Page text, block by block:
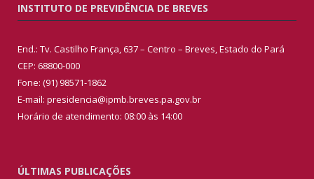
INSTITUTO DE PREVIDÊNCIA DE BREVES
End.: Tv. Castilho França, 637 – Centro – Breves, Estado do Pará
CEP: 68800-000
Fone: (91) 98571-1862
E-mail: presidencia@ipmb.breves.pa.gov.br
Horário de atendimento: 08:00 às 14:00
ÚLTIMAS PUBLICAÇÕES